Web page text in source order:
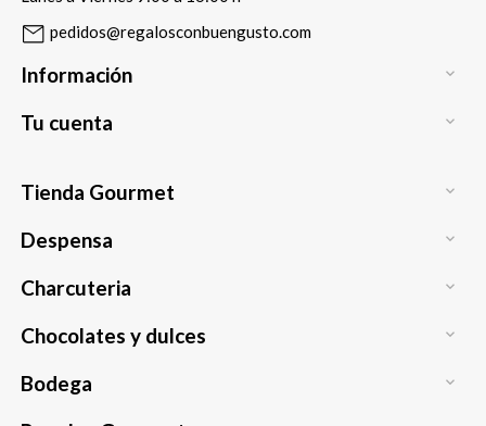
pedidos@regalosconbuengusto.com
Información 
Tu cuenta 
Tienda Gourmet 
Despensa 
Charcuteria 
Chocolates y dulces 
Bodega 